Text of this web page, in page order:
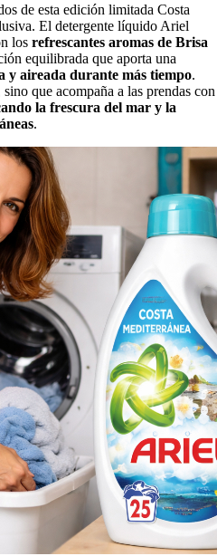
de esta edición limitada Costa
El detergente líquido Ariel
los refrescantes aromas de Brisa
equilibrada que aporta una
y aireada durante más tiempo.
que acompaña a las prendas con
la frescura del mar y la
.